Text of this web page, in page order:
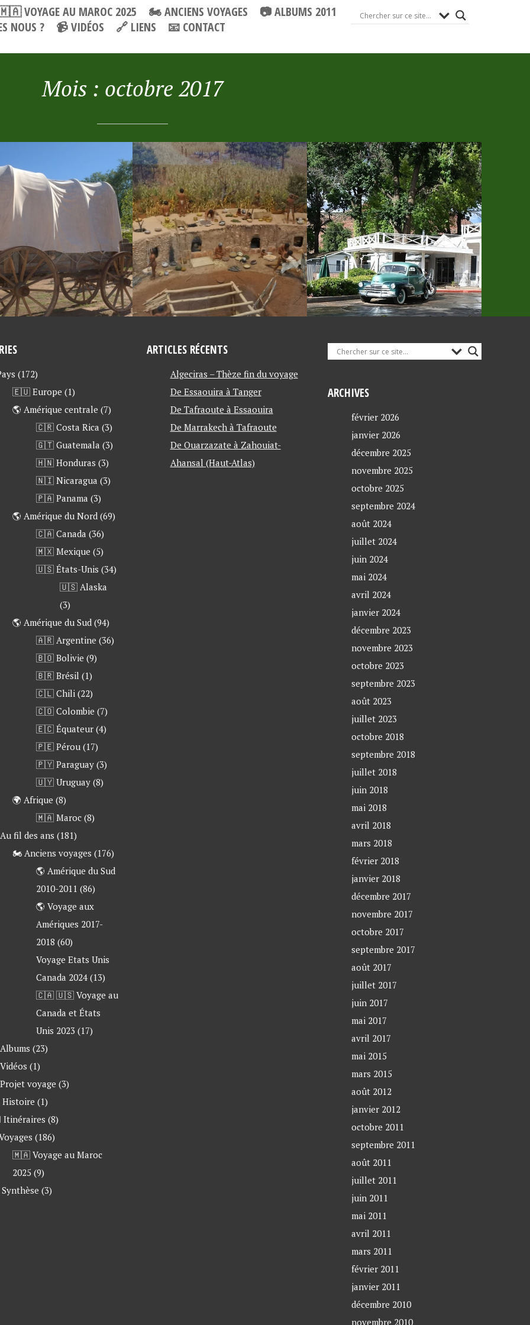
VOYAGE AU MAROC 2025 🏍 ANCIENS VOYAGES
📷 ALBUMS 2011
NOUS ?
📹 VIDÉOS 🔗 LIENS 📧 CONTACT
Mois : octobre 2017
VERDE
6 OCTOBRE 2017
🇺🇸 LES CANYONS
(172)
🇪🇺 Europe (1)
🌎 Amérique centrale (7)
🇨🇷 Costa Rica (3)
🇬🇹 Guatemala (3)
🇭🇳 Honduras (3)
🇳🇮 Nicaragua (3)
🇵🇦 Panama (3)
🌎 Amérique du Nord(69)
🇨🇦 Canada (36)
🇲🇽 Mexique (5)
🇺🇸 États-Unis (34)
🇺🇸 Alaska
(3)
🌎 Amérique du Sud(94)
🇦🇷 Argentine (36)
🇧🇴 Bolivie (9)
🇧🇷 Brésil (1)
🇨🇱 Chili(22)
🇨🇴 Colombie (7)
🇪🇨 Équateur(4)
🇵🇪 Pérou(17)
🇵🇾 Paraguay(3)
🇺🇾 Uruguay(8)
🌍 Afrique (8)
🇲🇦 Maroc(8)
fil des ans (181)
🏍 Anciens voyages (176)
🌎 Amérique du Sud
2010-2011 (86)
🌎 Voyage aux
Amériques 2017-
2018 (60)
Voyage Etats Unis
Canada 2024(13)
🇨🇦 🇺🇸 Voyage au
Canada et États
Unis 2023 (17)
(23)
(1)
voyage (3)
(1)
(8)
(186)
🇲🇦 Voyage au Maroc
2025 (9)
(3)
ARTICLES RÉCENTS
Algeciras – Thèze fin du voyage
De Essaouira à Tanger
De Tafraoute à Essaouira
De Marrakech à Tafraoute
De Ouarzazate à Zahouiat-
Ahansal (Haut-Atlas)
ARCHIVES
février 2026
janvier 2026
décembre 2025
novembre 2025
octobre 2025
septembre 2024
août 2024
juillet 2024
juin 2024
mai 2024
avril 2024
janvier 2024
décembre 2023
novembre 2023
octobre 2023
septembre 2023
août 2023
juillet 2023
octobre 2018
septembre 2018
juillet 2018
juin 2018
mai 2018
avril 2018
mars 2018
février 2018
janvier 2018
décembre 2017
novembre 2017
octobre 2017
septembre 2017
août 2017
juillet 2017
juin 2017
mai 2017
avril 2017
mai 2015
mars 2015
août 2012
janvier 2012
octobre 2011
septembre 2011
août 2011
juillet 2011
juin 2011
mai 2011
avril 2011
mars 2011
février 2011
janvier 2011
décembre 2010
novembre 2010